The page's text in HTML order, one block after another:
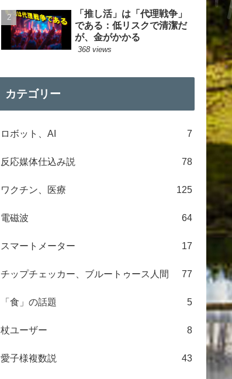
「推し活」は「代理戦争」
である：低リスクで清潔だ
が、金がかかる
368 views
カテゴリー
ロボット、AI 7
反応媒体仕込み説 78
ワクチン、医療 125
電磁波 64
スマートメーター 17
チップチェッカー、ブルートゥース人間 77
「食」の話題 5
杖ユーザー 8
愛子様複数説 43